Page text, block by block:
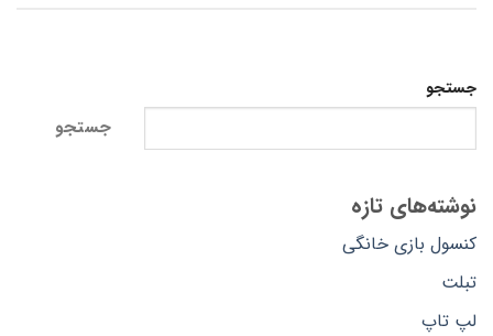
جستجو
جستجو
نوشته‌های تازه
کنسول بازی خانگی
تبلت
لپ تاپ